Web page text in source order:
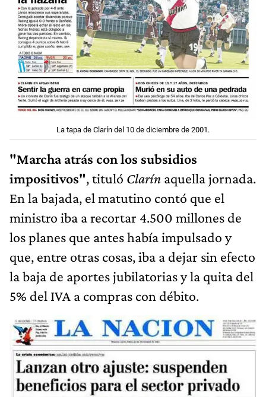
La tapa de Clarín del 10 de diciembre de 2001.
"Marcha atrás con los subsidios
impositivos", tituló Clarín aquella jornada.
En la bajada, el matutino contó que el
ministro iba a recortar 4.500 millones de
los planes que antes había impulsado y
que, entre otras cosas, iba a dejar sin efecto
la baja de aportes jubilatorias y la quita del
5% del IVA a compras con débito.